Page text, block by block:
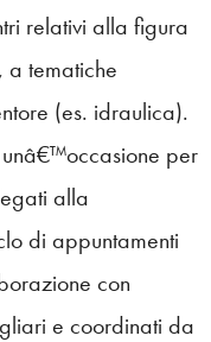
relativi alla figura
tematiche
(es. idraulica).
per
alla
di appuntamenti
con
e coordinati da